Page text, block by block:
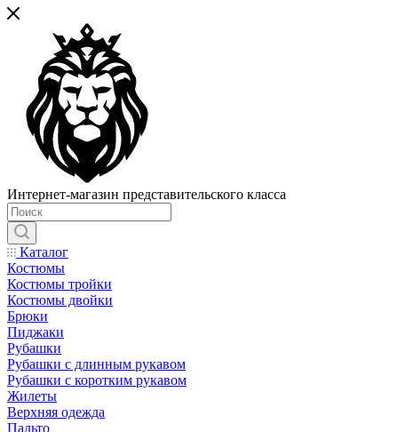
Интернет-магазин представительского класса
Каталог
Костюмы
Костюмы тройки
Костюмы двойки
Брюки
Пиджаки
Рубашки
Рубашки с длинным рукавом
Рубашки с коротким рукавом
Жилеты
Верхняя одежда
Пальто